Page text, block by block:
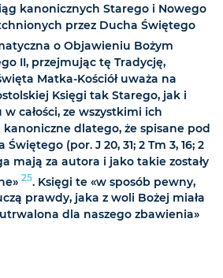
kanonicznych Starego i Nowego
przez Ducha Świętego
o Objawieniu Bożym
II, przejmując tę Tradycję,
Matka-Kościół uważa na
Księgi tak Starego, jak i
całości, ze wszystkimi ich
kanoniczne dlatego, że spisane pod
(por. J 20, 31; 2 Tm 3, 16; 2
mają za autora i jako takie zostały
25. Księgi te «w sposób pewny,
prawdy, jaka z woli Bożej miała
dla naszego zbawienia»